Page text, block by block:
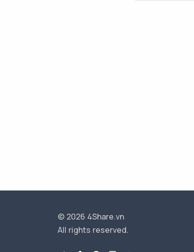
© 2026 4Share.vn
All rights reserved.